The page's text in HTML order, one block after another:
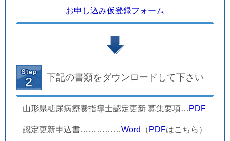
お申し込み仮登録フォーム
下記の書類をダウンロードして下さい
山形県糖尿病療養指導士認定更新 募集要項… PDF
認定更新申込書… … … … …Word （ PDFはこちら）